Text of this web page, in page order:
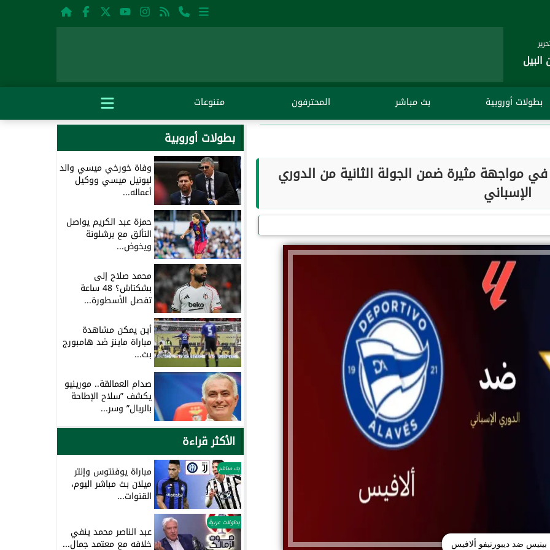
البيل
بطولات أوروبية بث مباشر المحترفون متنوعات
مواجهة مثيرة ضمن الجولة الثانية من الدوري
الإسباني
بيتيس ضد ديبورتيفو ألافيس
بطولات أوروبية
وفاة خورخي ميسي والد
ليونيل ميسي ووكيل
أعماله...
حمزة عبد الكريم يواصل
التألق مع برشلونة
ويخوض...
محمد صلاح إلى
بشكتاش؟ 48 ساعة
تفصل الأسطورة...
أين يمكن مشاهدة
مباراة ماينز ضد هامبورج
بث...
صدام العمالقة.. مورينيو
يكشف ”سلاح الإطاحة
بالريال” وسر...
الأكثر قراءة
بث مباشر مباراة يوفنتوس وإنتر
ميلان بث مباشر اليوم،
القنوات...
بطولات عربية
عبد الناصر محمد ينفي
خلافه مع معتمد جمال...